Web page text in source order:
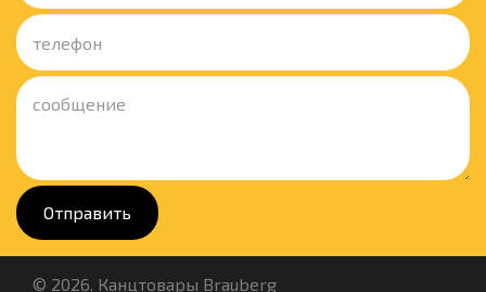
Отправить
© 2026. Канцтовары Brauberg